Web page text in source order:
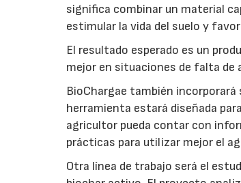
significa combinar un material
estimular la vida del suelo y
El resultado esperado es un
mejor en situaciones de falta de
BioChargae también
herramienta estará diseñada
agricultor pueda contar con
prácticas para utilizar mejor el
Otra línea de trabajo será el